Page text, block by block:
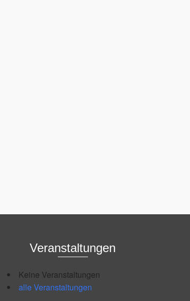
Veranstaltungen
Keine Veranstaltungen
alle Veranstaltungen